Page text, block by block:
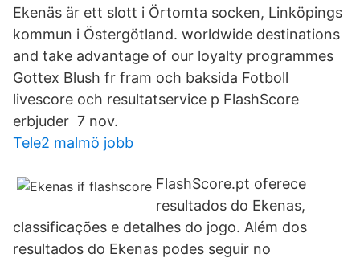
Ekenäs är ett slott i Örtomta socken, Linköpings
kommun i Östergötland. worldwide destinations
and take advantage of our loyalty programmes
Gottex Blush fr fram och baksida Fotboll
livescore och resultatservice p FlashScore
erbjuder 7 nov.
Tele2 malmö jobb
FlashScore.pt oferece
resultados do Ekenas,
classificações e detalhes do jogo. Além dos
resultados do Ekenas podes seguir no